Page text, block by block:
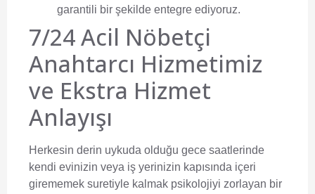
garantili bir şekilde entegre ediyoruz.
7/24 Acil Nöbetçi
Anahtarcı Hizmetimiz
ve Ekstra Hizmet
Anlayışı
Herkesin derin uykuda olduğu gece saatlerinde
kendi evinizin veya iş yerinizin kapısında içeri
girememek suretiyle kalmak psikolojiyi zorlayan bir